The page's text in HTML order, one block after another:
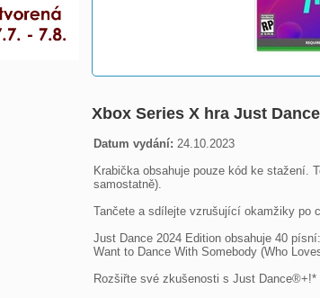
Xbox Series X hra Just
Datum vydání: 24.10.2023
Krabička obsahuje pouze kód ke stažení.
samostatně).
Tančete a sdílejte vzrušující okamžiky po
Just Dance 2024 Edition obsahuje 40
Want to Dance With Somebody (Who
Rozšiřte své zkušenosti s Just